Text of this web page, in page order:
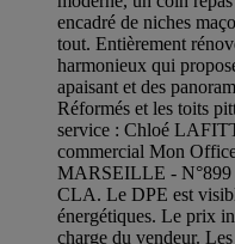
encadré de niches
tout. Entièrement
harmonieux qui
apaisant et des
Réformés et les toits
service : Chloé
commercial Mon
MARSEILLE - N°899
CLA. Le DPE est
énergétiques. Le prix
charge du vendeur.